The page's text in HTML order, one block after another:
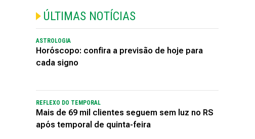
ÚLTIMAS NOTÍCIAS
ASTROLOGIA
Horóscopo: confira a previsão de hoje para
cada signo
REFLEXO DO TEMPORAL
Mais de 69 mil clientes seguem sem luz no RS
após temporal de quinta-feira